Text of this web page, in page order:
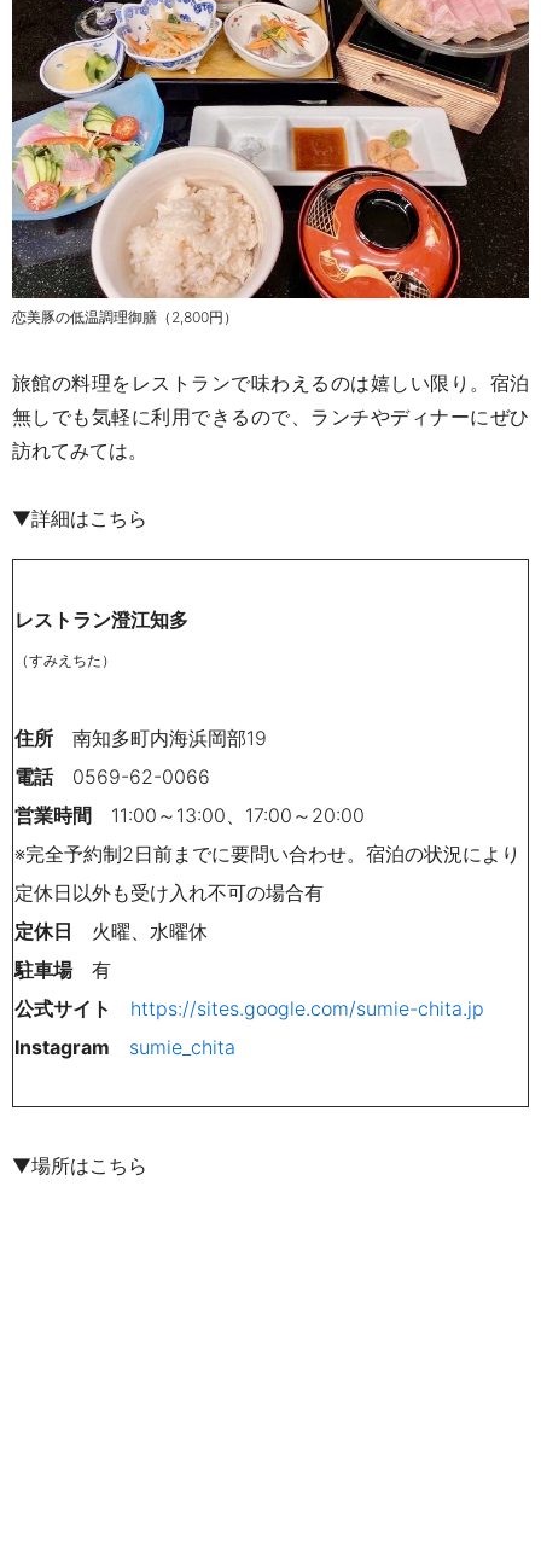
恋美豚の低温調理御膳（ 2,800円）
旅館の料理をレストランで味わえるのは嬉しい限り。宿泊
無しでも気軽に利用できるので、ランチやディナーにぜひ
訪れてみては。
▼詳細はこちら
レストラン澄江知多
（すみえちた）
住所 南知多町内海浜岡部19
電話0569-62-0066
営業時間 11:00～ 13:00、 17:00 ～ 20:00
※完全予約制2日前までに要問い合わせ。 宿泊の状況により
定休日以外も受け入れ不可の場合有
定休日 火曜、水曜休
駐車場有
公式サイト
https://sites.google.com/sumie-chita.jp
Instagram
sumie_chita
▼場所はこちら